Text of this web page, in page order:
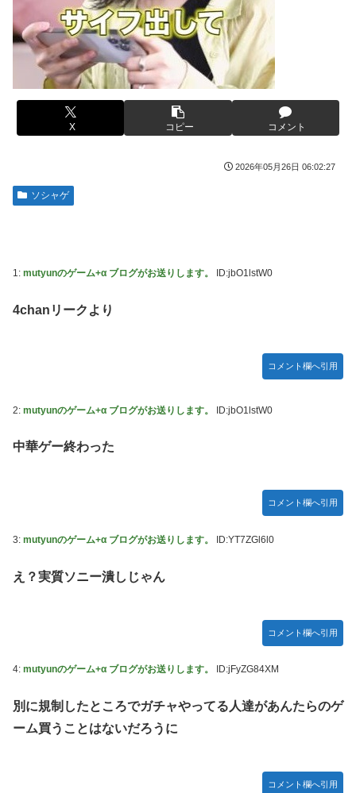
スでド下ネタを連発するｗｗｗｗｗ
New!
【悲報】有名漫画家、がんを公表「大腸癌になってし
まいました。肝臓に転移も見られてステージ4です」
New!
【画像】 AI「写真の背景削除？ガンプラの箱追加し
といてあげよ????」
やる夫のダンジョン運営記183-雑談所ネタ118 懺悔小
ネタ「創刻のファイアホイール」+埋めネタ「ファイアホイ
テレビ番組が最新SNSの数十年先を行っていたと話題に
して！！→画像がこちらw w w w w w w w w w
New!
【爆笑動画】ママさん「新しい洗濯機買って1発目に
わ」にどハマり「今では毎晩1時間くらい見ながら入眠して
New! 【ウマ娘】セイちゃんの攻撃力を見よ！！！
送るのを楽しむ陰湿な趣味』が流行っている」119万バズ
る」←ここ好きすぎるｗｗｗｗｗｗｗｗｗｗｗｗｗ
【艦これ】なんか調べたらE5めちゃくちゃ対地艦使
うやん・・・
る…
【艦これ】E5-4をウイニングランって言ったやつ誰や
New!
【画像】ハンターハンターの人気キャラ3人、メイド
【ウマ娘】セイちゃんの攻撃力を見よ！！！
【FF16】 「ファイナルファンタジー16」発売日が
New!
被災地・熊本、泥酔者の通報が止まらず県警が異例の
お願い
New! 20代「50年ローンでええやろ」←これマジ？？？
New!
【画像】「マスク美人さん、また我々を欺く」←海外
でも流行りだした結果がこちらw w w w w w w
メトロイドプライム4 新品が2999円に…
New!
New!
大日本帝国陸軍「侵攻できたとして、食糧どうすんだ
「Sゴーゴージャグラー4KT（北電子）」「Lライザのアト
伊藤裕樹、次戦勝利でタイトルマッチへ
X コピー コメント
2026年05月26日 06:02:27
ソシャゲ
1: mutyunのゲーム+α ブログがお送りします。 ID:jbO1lstW0
4chanリークより
コメント欄へ引用
2: mutyunのゲーム+α ブログがお送りします。 ID:jbO1lstW0
中華ゲー終わった
コメント欄へ引用
3: mutyunのゲーム+α ブログがお送りします。 ID:YT7ZGl6l0
え？実質ソニー潰しじゃん
コメント欄へ引用
4: mutyunのゲーム+α ブログがお送りします。 ID:jFyZG84XM
別に規制したところでガチャやってる人達があんたらのゲ
ーム買うことはないだろうに
コメント欄へ引用